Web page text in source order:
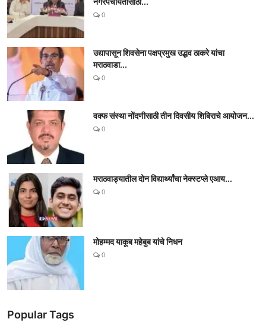
0
उद्यापासून शिवसेना पक्षप्रमुख उद्धव ठाकरे यांचा
मराठवाडा...
0
वक्फ संस्था नोंदणीसाठी तीन दिवसीय शिबिराचे आयोजन...
0
मराठवाड्यातील दोन विद्यार्थ्यांचा नेक्स्टप्ले एआय...
0
मोहम्मद याकूब महेबुब यांचे निधन
0
Popular Tags